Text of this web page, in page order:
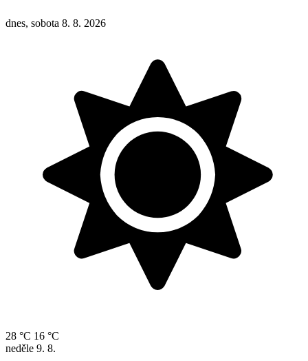
dnes, sobota 8. 8. 2026
28 °C 16 °C
neděle 9. 8.